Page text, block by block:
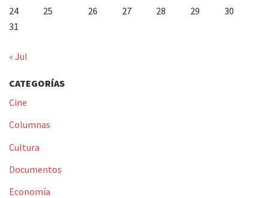
24
25 26 27 28 29
30
31
« Jul
CATEGORÍAS
Cine
Columnas
Cultura
Documentos
Economía